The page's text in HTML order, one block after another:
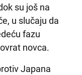
su još na
u slučaju da
fazu
novca.
Japana